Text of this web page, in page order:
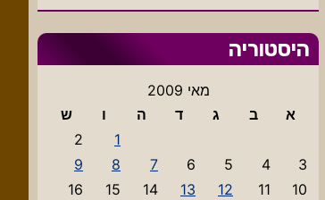
היסטוריה
מאי 2009
א
ב ג ד ה ו
ש
1
2
3
4
5
6
7
8
9
10
11
12
13
14
15
16